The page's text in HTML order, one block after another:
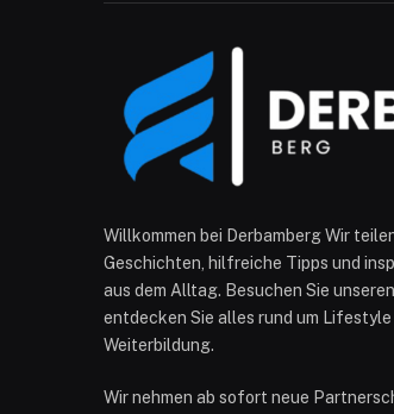
Willkommen bei Derbamberg Wir
Geschichten, hilfreiche Tipps und
aus dem Alltag. Besuchen Sie
entdecken Sie alles rund um Lifestyle
Weiterbildung.
Wir nehmen ab sofort neue